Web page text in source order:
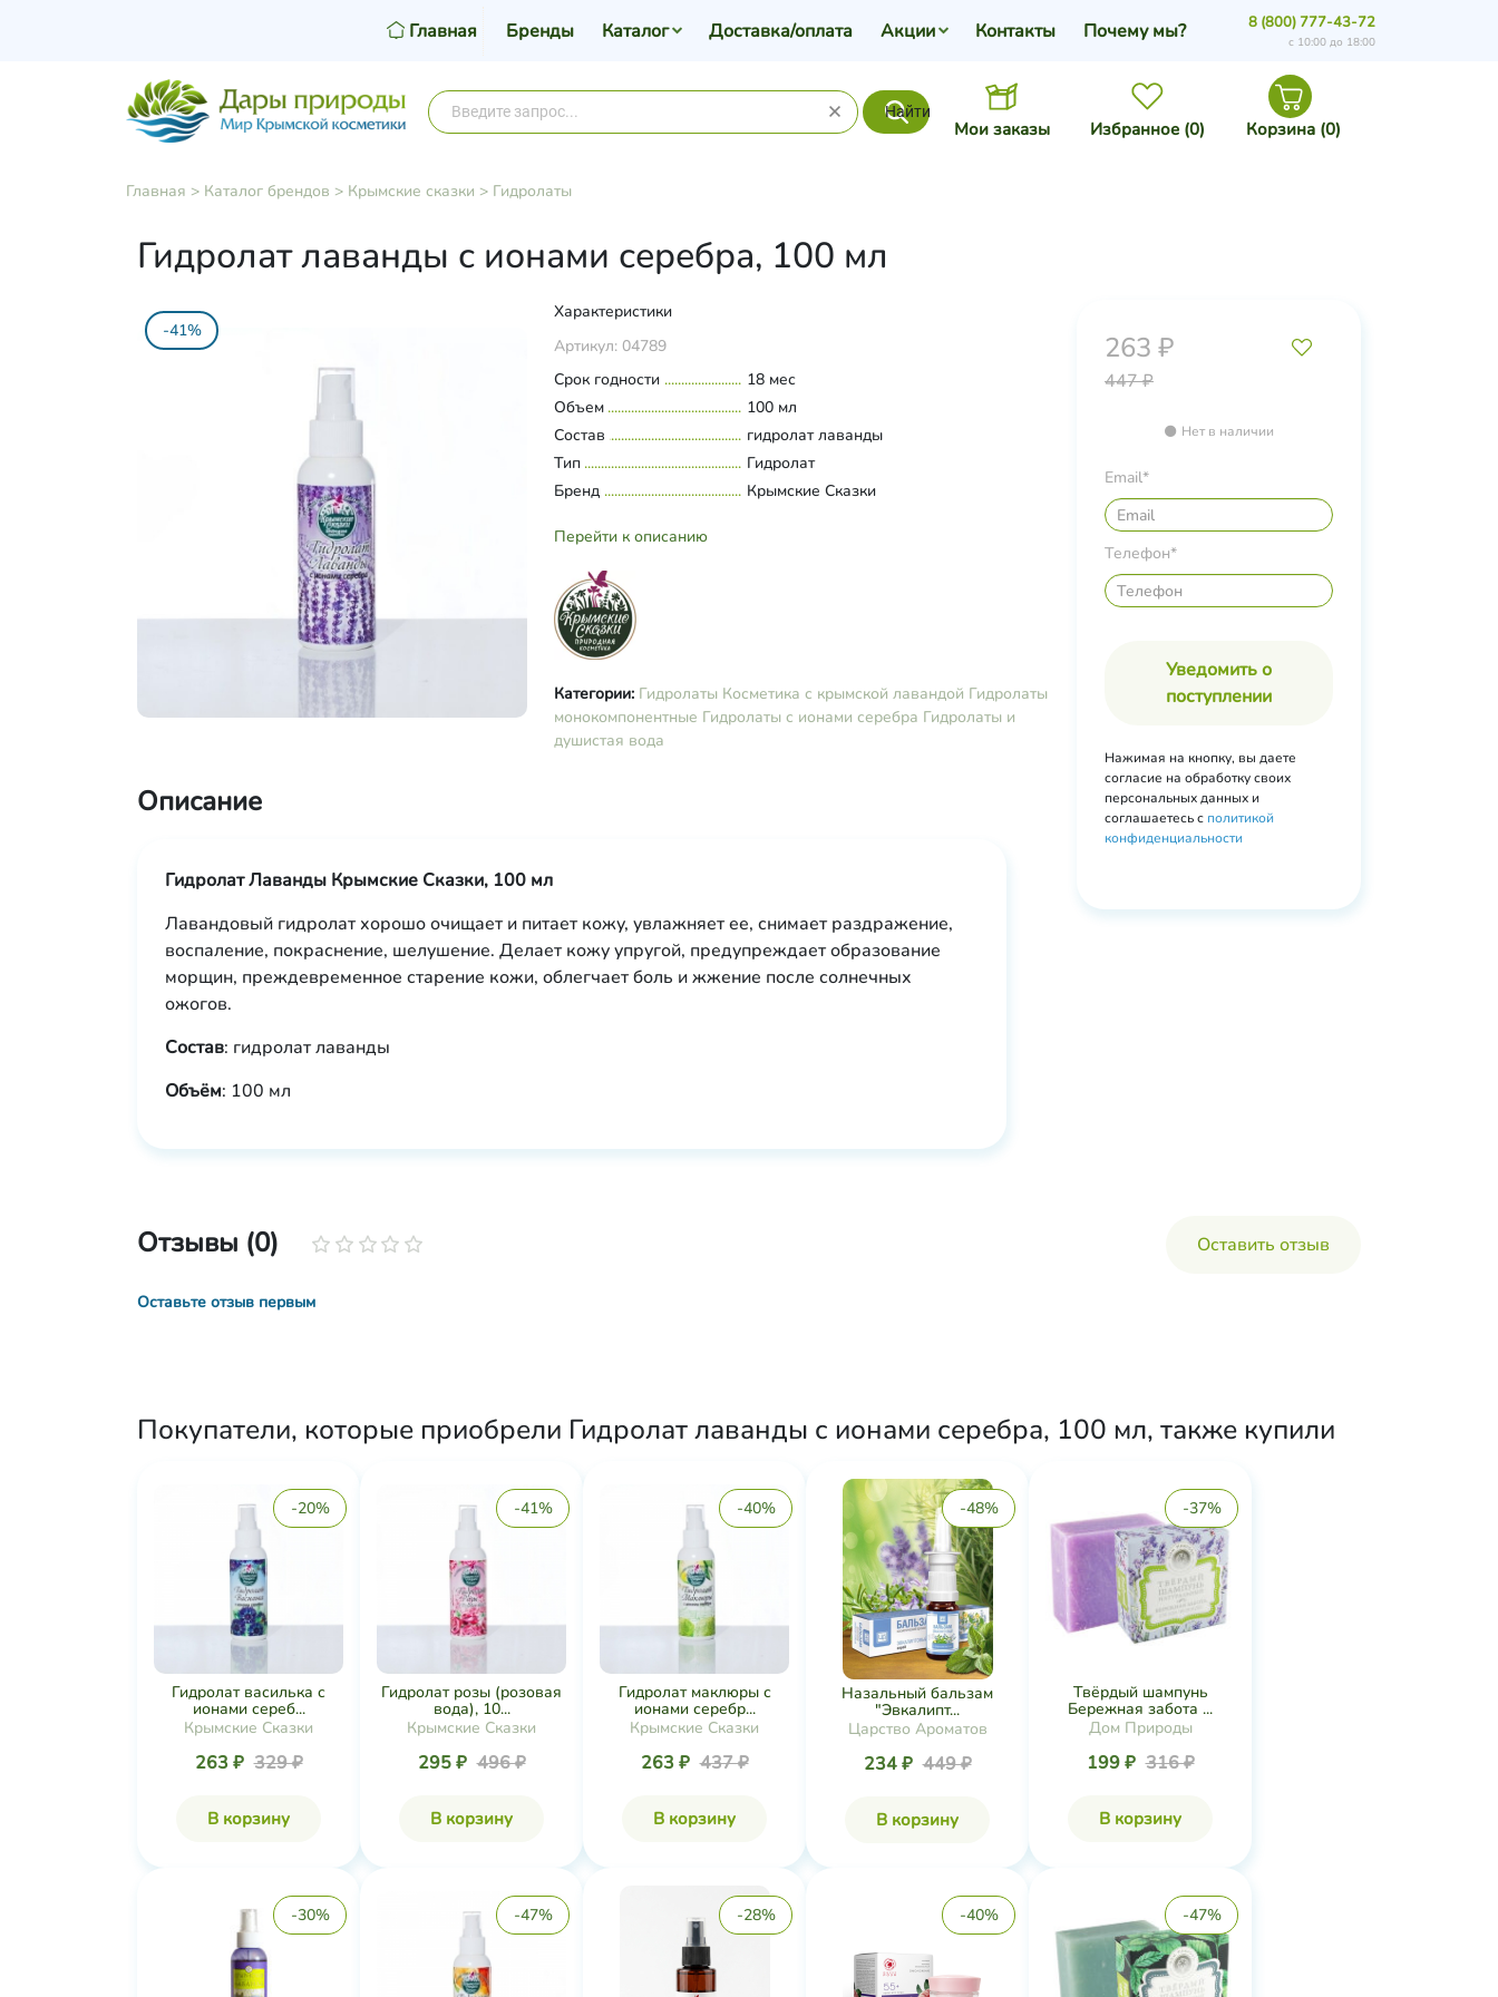
Найти
Мои заказы Избранное (0) Корзина (0)
Главная Бренды Каталог Доставка/оплата Акции Контакты Почему мы? 8 (800) 777-43-72
с 10:00 до 18:00
Главная > Каталог брендов > Крымские сказки > Гидролаты
Гидролат лаванды с ионами серебра, 100 мл
-41%
Характеристики
Артикул: 04789
Срок годности
18 мес
Объем
100 мл
Состав
гидролат лаванды
Тип
Гидролат
Бренд
Крымские Сказки
Перейти к описанию
Категории: Гидролаты Косметика с крымской лавандой Гидролаты
монокомпонентные Гидролаты с ионами серебра Гидролаты и
душистая вода
263 ₽
447 ₽
Нет в наличии
Email*
Телефон*
Уведомить о
поступлении
Нажимая на кнопку, вы даете
согласие на обработку своих
персональных данных и
соглашаетесь с политикой
конфиденциальности
Описание
Гидролат Лаванды Крымские Сказки, 100 мл
Лавандовый гидролат хорошо очищает и питает кожу, увлажняет ее, снимает раздражение,
воспаление, покраснение, шелушение. Делает кожу упругой, предупреждает образование
морщин, преждевременное старение кожи, облегчает боль и жжение после солнечных
ожогов.
Состав: гидролат лаванды
Объём: 100 мл
Отзывы (0) Оставить отзыв
Оставьте отзыв первым
Покупатели, которые приобрели Гидролат лаванды с ионами серебра, 100 мл, также купили
-20%
Гидролат василька с
ионами сереб...
Крымские Сказки
263 ₽ 329 ₽
В корзину
-41%
Гидролат розы (розовая
вода), 10...
Крымские Сказки
295 ₽ 496 ₽
В корзину
-40%
Гидролат маклюры с
ионами серебр...
Крымские Сказки
263 ₽ 437 ₽
В корзину
-48%
Назальный бальзам
"Эвкалипт...
Царство Ароматов
234 ₽ 449 ₽
В корзину
-37%
Твёрдый шампунь
Бережная забота ...
Дом Природы
199 ₽ 316 ₽
В корзину
-30% -47% -28% -40% -47%